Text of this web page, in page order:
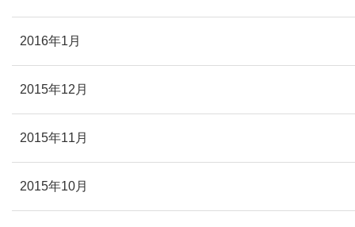
2016年1月
2015年12月
2015年11月
2015年10月